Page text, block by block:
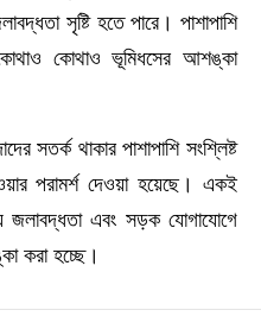
সৃষ্টি হতে পারে। পাশাপাশি
কোথাও কোথাও ভূমিধসের আশঙ্কা
সতর্ক থাকার পাশাপাশি সংশ্লিষ্ট
পরামর্শ দেওয়া হয়েছে। একই
জলাবদ্ধতা এবং সড়ক যোগাযোগে
করা হচ্ছে।